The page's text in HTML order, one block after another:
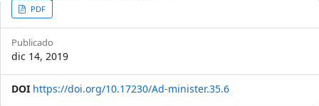
Article
Sidebar
PDF
Publicado
dic 14, 2019
DOI https://doi.org/10.17230/Ad-minister.35.6